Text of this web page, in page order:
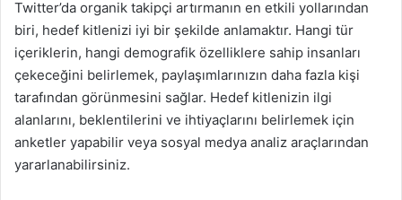
Twitter’da organik takipçi artırmanın en etkili yollarından
biri, hedef kitlenizi iyi bir şekilde anlamaktır. Hangi tür
içeriklerin, hangi demografik özelliklere sahip insanları
çekeceğini belirlemek, paylaşımlarınızın daha fazla kişi
tarafından görünmesini sağlar. Hedef kitlenizin ilgi
alanlarını, beklentilerini ve ihtiyaçlarını belirlemek için
anketler yapabilir veya sosyal medya analiz araçlarından
yararlanabilirsiniz.